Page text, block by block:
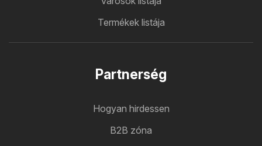
Termékek listája
Partnerség
Hogyan hirdessen
B2B zóna